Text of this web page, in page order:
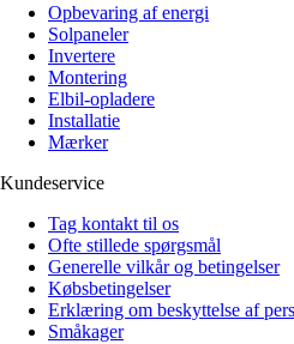
Opbevaring af energi
Solpaneler
Invertere
Montering
Elbil-opladere
Installatie
Mærker
Kundeservice
Tag kontakt til os
Ofte stillede spørgsmål
Generelle vilkår og betingelser
Købsbetingelser
Erklæring om beskyttelse af
Småkager